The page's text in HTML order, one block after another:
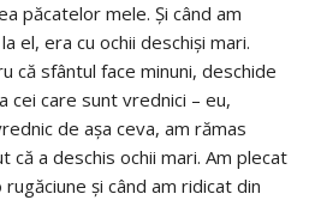
păcatelor mele. Şi când am
el, era cu ochii deschişi mari.
că sfântul face minuni, deschide
cei care sunt vrednici – eu,
de aşa ceva, am rămas
că a deschis ochii mari. Am plecat
şi când am ridicat din